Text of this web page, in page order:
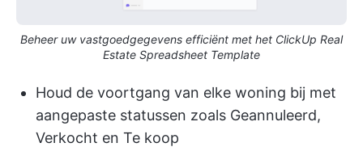
Beheer uw vastgoedgegevens efficiënt met het ClickUp Real
Estate Spreadsheet Template
Houd de voortgang van elke woning bij met
aangepaste statussen zoals Geannuleerd,
Verkocht en Te koop